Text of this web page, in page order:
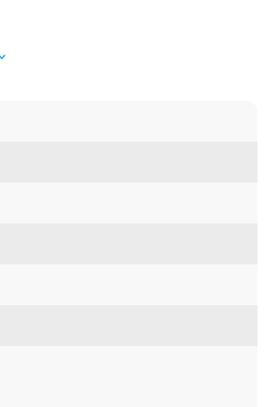
lebih seru, mikrofon juga memiliki
dengan menekan tombol,
karaoke mudah dipindahkan dan